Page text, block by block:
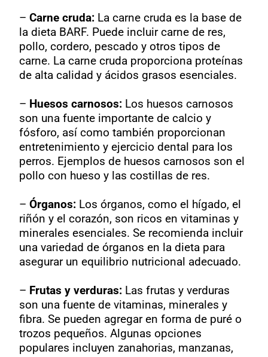
– Carne cruda: La carne cruda es la base de
la dieta BARF. Puede incluir carne de res,
pollo, cordero, pescado y otros tipos de
carne. La carne cruda proporciona proteínas
de alta calidad y ácidos grasos esenciales.
– Huesos carnosos: Los huesos carnosos
son una fuente importante de calcio y
fósforo, así como también proporcionan
entretenimiento y ejercicio dental para los
perros. Ejemplos de huesos carnosos son el
pollo con hueso y las costillas de res.
– Órganos: Los órganos, como el hígado, el
riñón y el corazón, son ricos en vitaminas y
minerales esenciales. Se recomienda incluir
una variedad de órganos en la dieta para
asegurar un equilibrio nutricional adecuado.
– Frutas y verduras: Las frutas y verduras
son una fuente de vitaminas, minerales y
fibra. Se pueden agregar en forma de puré o
trozos pequeños. Algunas opciones
populares incluyen zanahorias, manzanas,